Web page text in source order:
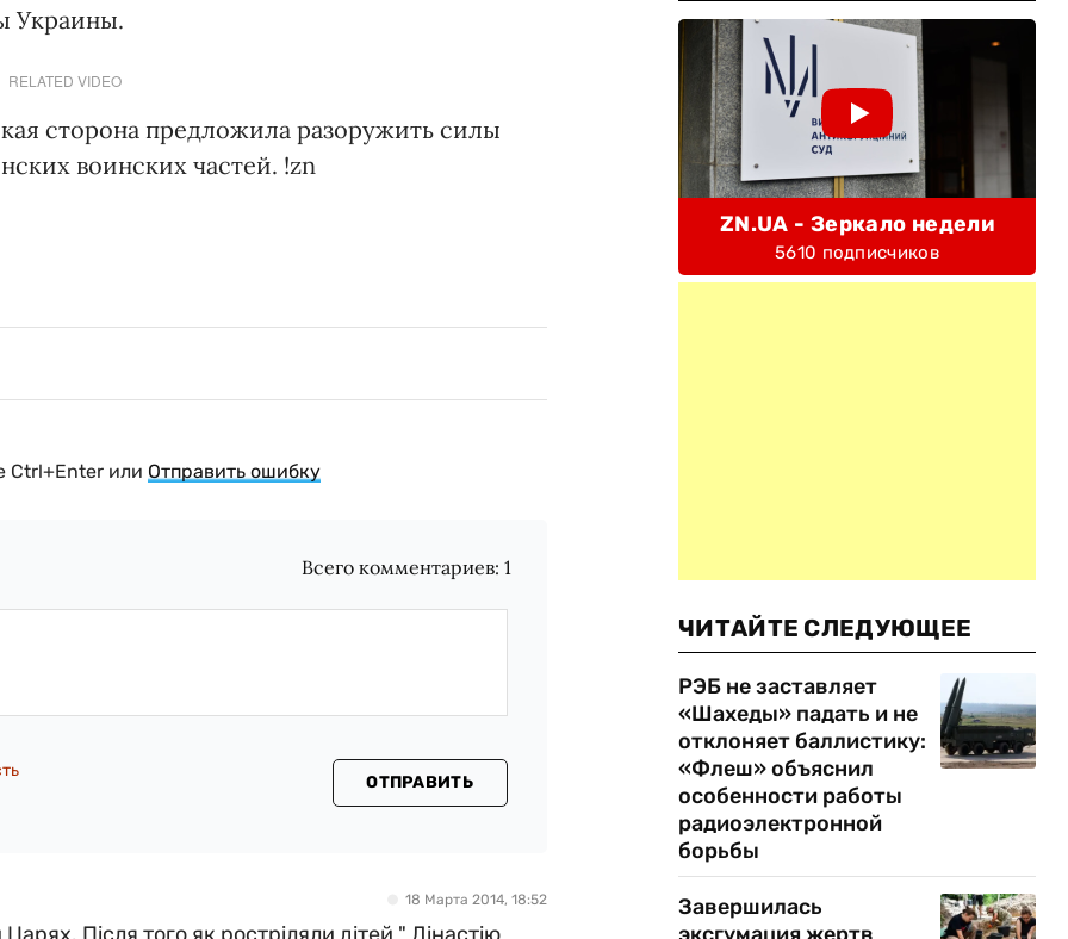
Украины.
RELATED VIDEO
сторона предложила разоружить силы
воинских частей. !zn
Ctrl+Enter или Отправить ошибку
Всего комментариев:1
ОТПРАВИТЬ
18 Марта 2014, 18:52
ZN.UA - Зеркало недели
5610 подписчиков
ЧИТАЙТЕ СЛЕДУЮЩЕЕ
РЭБ не заставляет
«Шахеды» падать и не
отклоняет баллистику:
«Флеш» объяснил
особенности работы
радиоэлектронной
борьбы
Завершилась